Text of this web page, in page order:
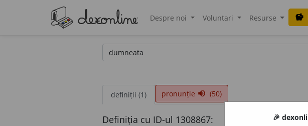
Despre noi Voluntari Resurse savings
definiții (1) pronunție volume_up (50)
Definiția cu ID-ul 1308867: 🎉